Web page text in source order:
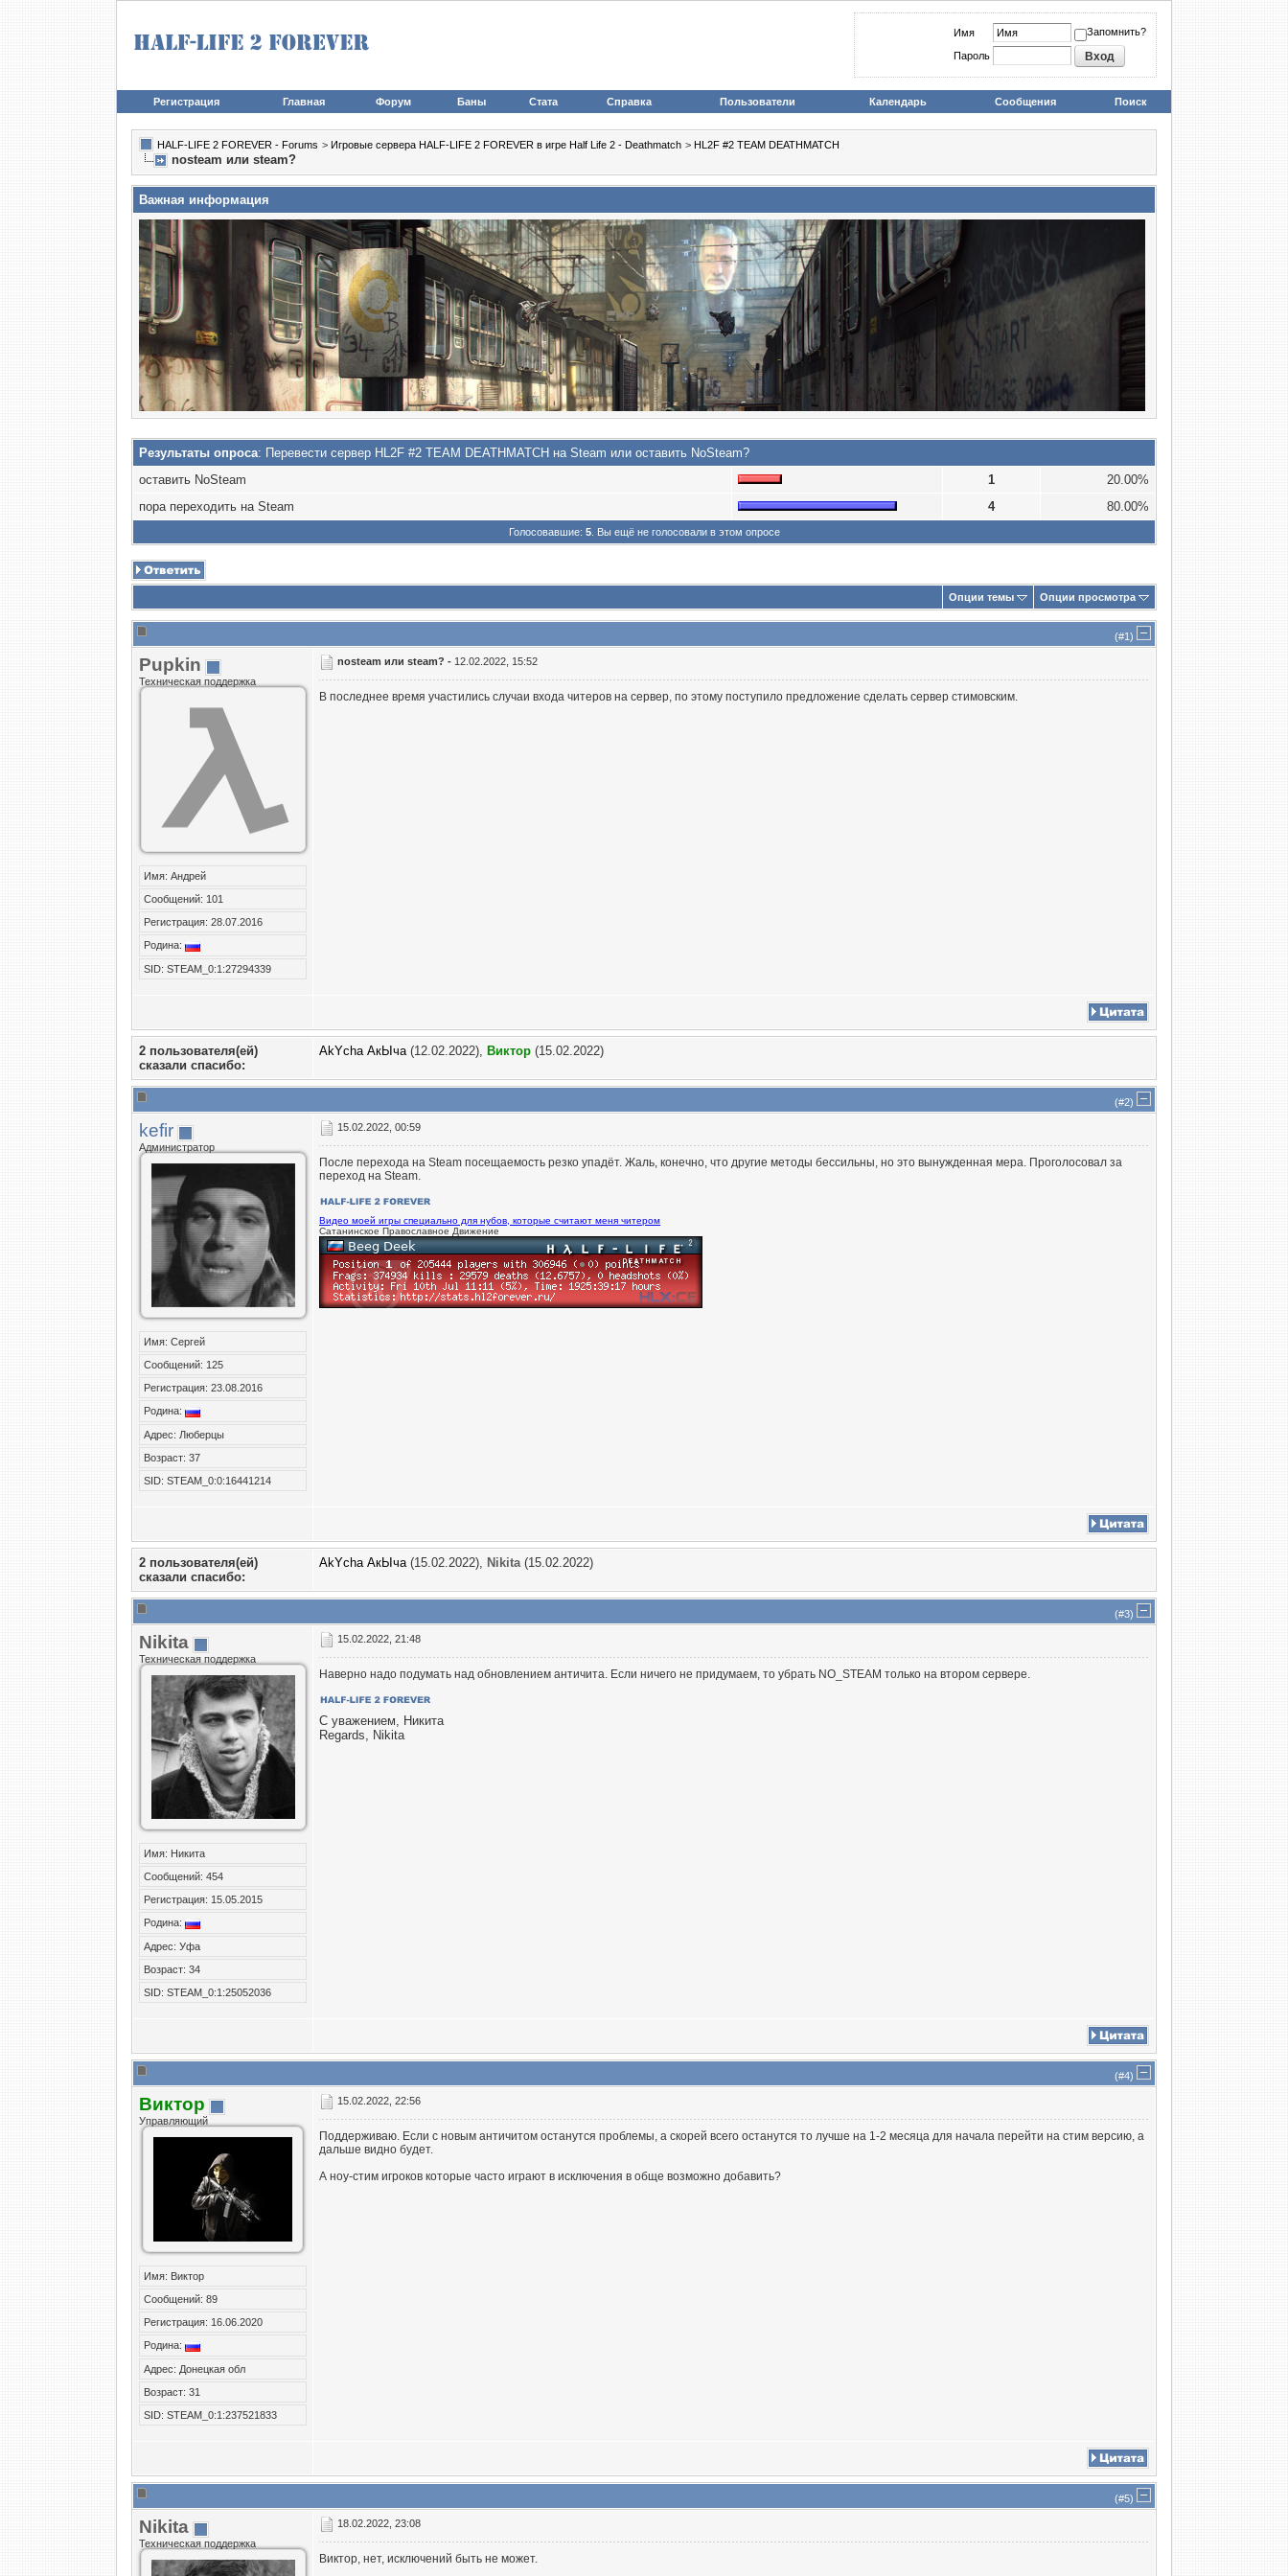
Имя Запомнить?
Пароль
Регистрация Главная Форум Баны Стата Справка Пользователи Календарь Сообщения Поиск
HALF-LIFE 2 FOREVER - Forums > Игровые сервера HALF-LIFE 2 FOREVER в игре Half Life 2 - Deathmatch > HL2F #2 TEAM DEATHMATCH
nosteam или steam?
Важная информация
Результаты опроса: Перевести сервер HL2F #2 TEAM DEATHMATCH на Steam или оставить NoSteam?
оставить NoSteam
1
20.00%
пора переходить на Steam
4 80.00%
Голосовавшие: 5. Вы ещё не голосовали в этом опросе
Опции темы Опции просмотра
(#1)
Puрkin
Техническая поддержка
Имя: Андрей
Сообщений: 101
Регистрация: 28.07.2016
Родина:
SID: STEAM_0:1:27294339
nosteam или steam? - 12.02.2022, 15:52
В последнее время участились случаи входа читеров на сервер, по этому поступило предложение сделать сервер стимовским.
2 пользователя(ей)
сказали cпасибо:
AkYcha АкЫча(12.02.2022), Виктор (15.02.2022)
(#2)
kefir
Администратор
Имя: Сергей
Сообщений: 125
Регистрация: 23.08.2016
Родина:
Адрес: Люберцы
Возраст: 37
SID: STEAM_0:0:16441214
15.02.2022, 00:59
После перехода на Steam посещаемость резко упадёт. Жаль, конечно, что другие методы бессильны, но это вынужденная мера. Проголосовал за
переход на Steam.
Видео моей игры специально для нубов, которые считают меня читером
Сатанинское Православное Движение
2 пользователя(ей)
сказали cпасибо:
AkYcha АкЫча(15.02.2022), Nikita(15.02.2022)
(#3)
Nikita
Техническая поддержка
Имя: Никита
Сообщений: 454
Регистрация: 15.05.2015
Родина:
Адрес: Уфа
Возраст: 34
SID: STEAM_0:1:25052036
15.02.2022, 21:48
Наверно надо подумать над обновлением античита. Если ничего не придумаем, то убрать NO_STEAM только на втором сервере.
С уважением, Никита
Regards, Nikita
(#4)
Виктор
Управляющий
Имя: Виктор
Сообщений: 89
Регистрация: 16.06.2020
Родина:
Адрес: Донецкая обл
Возраст: 31
SID: STEAM_0:1:237521833
15.02.2022, 22:56
Поддерживаю. Если с новым античитом останутся проблемы, а скорей всего останутся то лучше на 1-2 месяца для начала перейти на стим версию, а
дальше видно будет.
А ноу-стим игроков которые часто играют в исключения в обще возможно добавить?
(#5)
Nikita
Техническая поддержка
18.02.2022, 23:08
Виктор, нет, исключений быть не может.